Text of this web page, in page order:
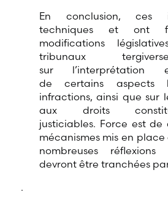
En conclusion, ces
techniques et ont
modifications
tribunaux
sur l’interprétation
de certains aspects
infractions, ainsi que sur
aux droits
justiciables. Force est
mécanismes mis en
nombreuses
devront être tranchées
.